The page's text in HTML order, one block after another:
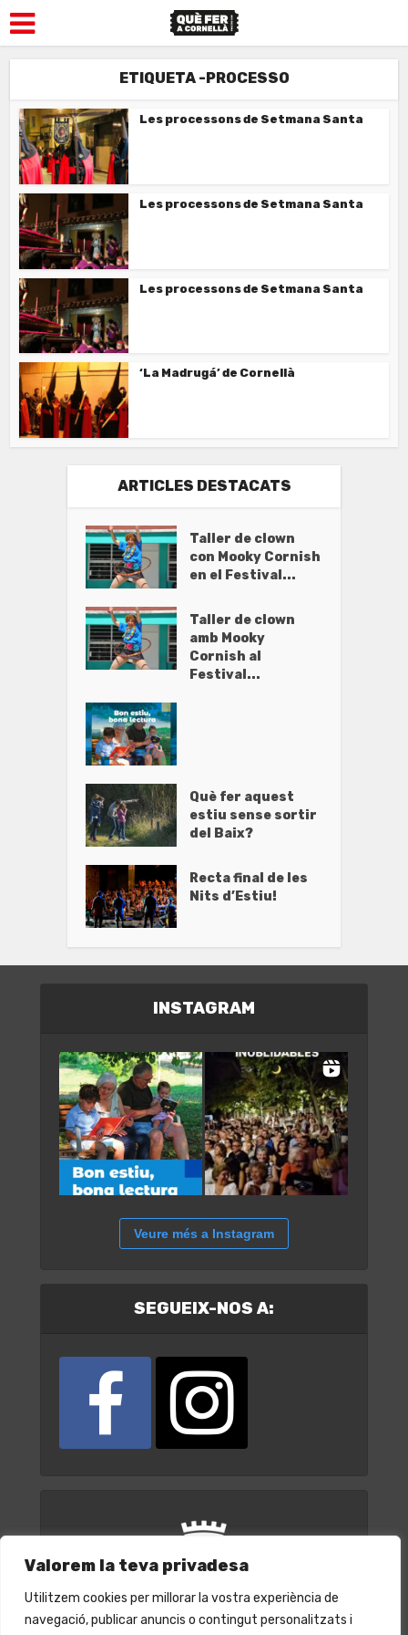
Valorem la teva privadesa
Utilitzem cookies per millorar la vostra experiència de
navegació, publicar anuncis o contingut personalitzats i
ETIQUETA -PROCESSO
Les processons de Setmana Santa
Les processons de Setmana Santa
Les processons de Setmana Santa
‘La Madrugá’ de Cornellà
ARTICLES DESTACATS
Taller de clown
con Mooky Cornish
en el Festival...
Taller de clown
amb Mooky
Cornish al
Festival...
Què fer aquest
estiu sense sortir
del Baix?
Recta final de les
Nits d’Estiu!
INSTAGRAM
Veure més a Instagram
SEGUEIX-NOS A: